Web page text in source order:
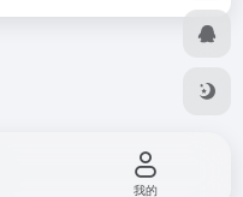
我的